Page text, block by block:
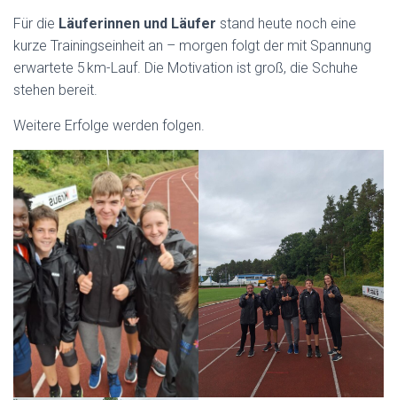
Für die Läuferinnen und Läufer stand heute noch eine
kurze Trainingseinheit an – morgen folgt der mit Spannung
erwartete 5 km-Lauf. Die Motivation ist groß, die Schuhe
stehen bereit.
Weitere Erfolge werden folgen.